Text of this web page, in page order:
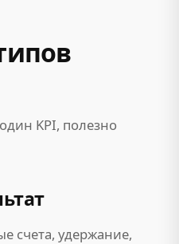
KPI, полезно
счета, удержание,